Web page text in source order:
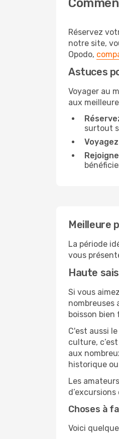
Réservez
notre site,
Opodo,
Astuces
Voyager au
aux
surtout
Meilleure
La période
vous
Haute
Si vous
nombreuses
boisson bien
C'est aussi
culture,
aux
historique
Les
Choses à
Voici